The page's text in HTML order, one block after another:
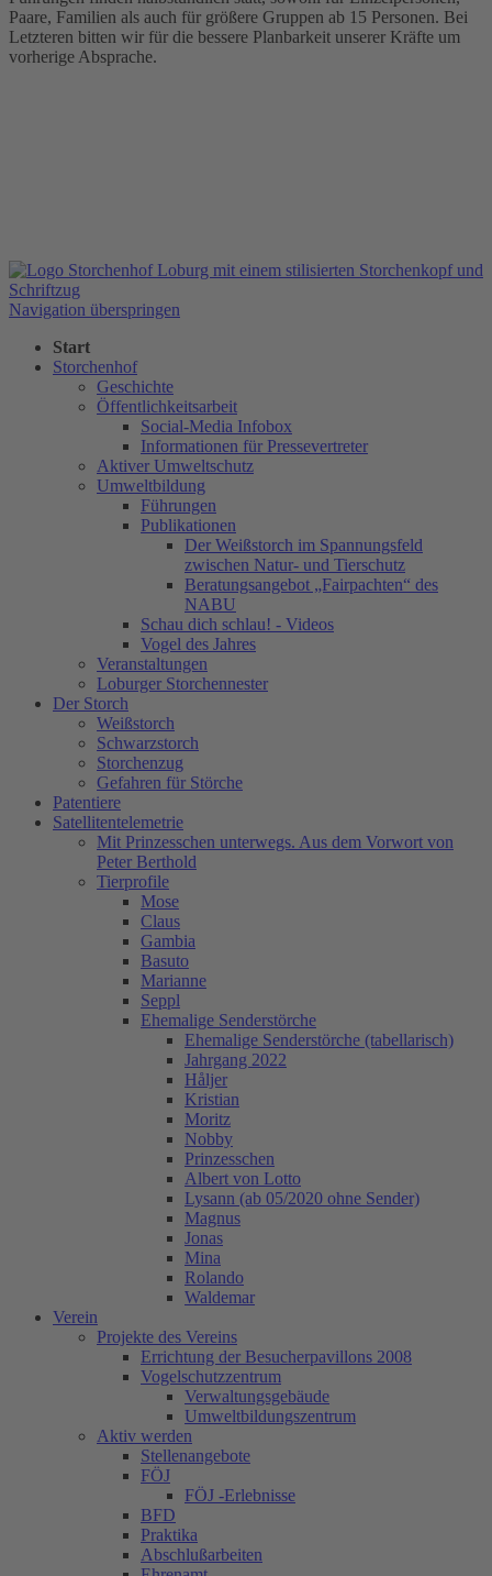
Paare, Familien als auch für größere Gruppen ab 15 Personen. Bei
Letzteren bitten wir für die bessere Planbarkeit unserer Kräfte um
vorherige Absprache.
Navigation überspringen
Start
Storchenhof
Geschichte
Öffentlichkeitsarbeit
Social-Media Infobox
Informationen für Pressevertreter
Aktiver Umweltschutz
Umweltbildung
Führungen
Publikationen
Der Weißstorch im Spannungsfeld
zwischen Natur- und Tierschutz
Beratungsangebot „Fairpachten“ des
NABU
Schau dich schlau! - Videos
Vogel des Jahres
Veranstaltungen
Loburger Storchennester
Der Storch
Weißstorch
Schwarzstorch
Storchenzug
Gefahren für Störche
Patentiere
Satellitentelemetrie
Mit Prinzesschen unterwegs. Aus dem Vorwort von
Peter Berthold
Tierprofile
Mose
Claus
Gambia
Basuto
Marianne
Seppl
Ehemalige Senderstörche
Ehemalige Senderstörche (tabellarisch)
Jahrgang 2022
Håljer
Kristian
Moritz
Nobby
Prinzesschen
Albert von Lotto
Lysann (ab 05/2020 ohne Sender)
Magnus
Jonas
Mina
Rolando
Waldemar
Verein
Projekte des Vereins
Errichtung der Besucherpavillons 2008
Vogelschutzzentrum
Verwaltungsgebäude
Umweltbildungszentrum
Aktiv werden
Stellenangebote
FÖJ
FÖJ -Erlebnisse
BFD
Praktika
Abschlußarbeiten